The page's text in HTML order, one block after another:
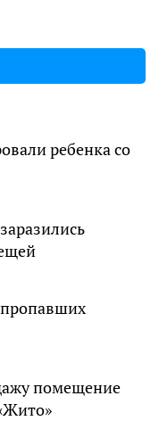
ребенка со
помещение